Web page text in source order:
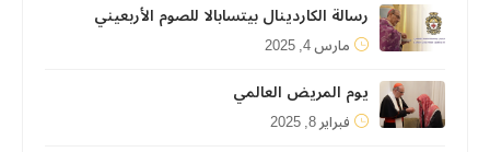
رسالة الكاردينال بيتسابالا للصوم الأربعيني
مارس 4, 2025
يوم المريض العالمي
فبراير 8, 2025